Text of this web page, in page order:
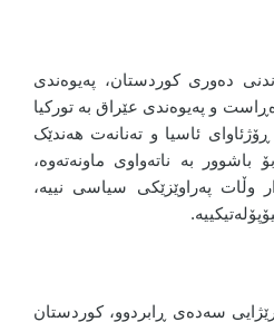
دەوری کوردستان، پەیوەندی
و پەیوەندی عێراق بە تورکیا
ئاسیا و تەنانەت هەندێک
باشوور بە ناتەواوی ماونەتەوە،
وڵات پەراوێزێکی سیاسی نییە،
سەدەی ڕابردوو، کوردستان